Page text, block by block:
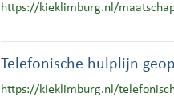
https://kieklimburg.nl/
Telefonische hulplijn
https://kieklimburg.nl/